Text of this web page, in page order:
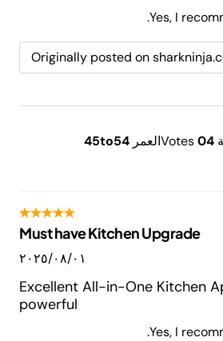
Yes, I
Originally posted on
4
Votes 0 العمر 45to54
Must have Kitchen Upgrade
٠١‏/٠٨‏/٢٠٢٥
Excellent All-in-One Kitchen
powerful
Yes, I